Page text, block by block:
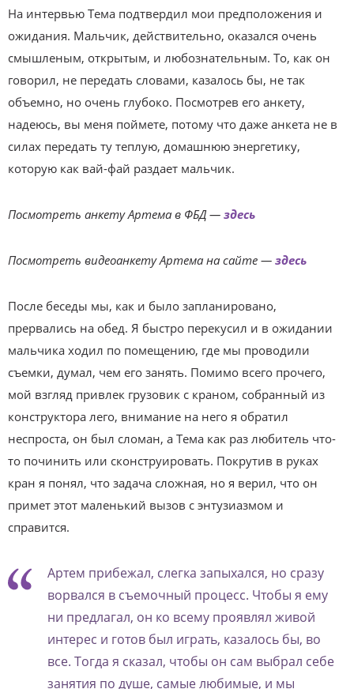
На интервью Тема подтвердил мои предположения и
ожидания. Мальчик, действительно, оказался очень
смышленым, открытым, и любознательным. То, как он
говорил, не передать словами, казалось бы, не так
объемно, но очень глубоко. Посмотрев его анкету,
надеюсь, вы меня поймете, потому что даже анкета не в
силах передать ту теплую, домашнюю энергетику,
которую как вай-фай раздает мальчик.
Посмотреть анкету Артема в ФБД — здесь
Посмотреть видеоанкету Артема на сайте — здесь
После беседы мы, как и было запланировано,
прервались на обед. Я быстро перекусил и в ожидании
мальчика ходил по помещению, где мы проводили
съемки, думал, чем его занять. Помимо всего прочего,
мой взгляд привлек грузовик с краном, собранный из
конструктора лего, внимание на него я обратил
неспроста, он был сломан, а Тема как раз любитель что-
то починить или сконструировать. Покрутив в руках
кран я понял, что задача сложная, но я верил, что он
примет этот маленький вызов с энтузиазмом и
справится.
Артем прибежал, слегка запыхался, но сразу
ворвался в съемочный процесс. Чтобы я ему
ни предлагал, он ко всему проявлял живой
интерес и готов был играть, казалось бы, во
все. Тогда я сказал, чтобы он сам выбрал себе
занятия по душе, самые любимые, и мы